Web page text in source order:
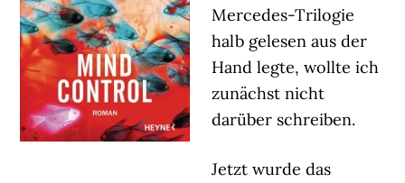
Mercedes-Trilogie
halb gelesen aus der
Hand legte, wollte ich
zunächst nicht
darüber schreiben.
Jetzt wurde das